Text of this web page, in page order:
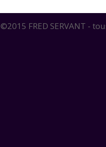
©2015 FRED SERVANT -